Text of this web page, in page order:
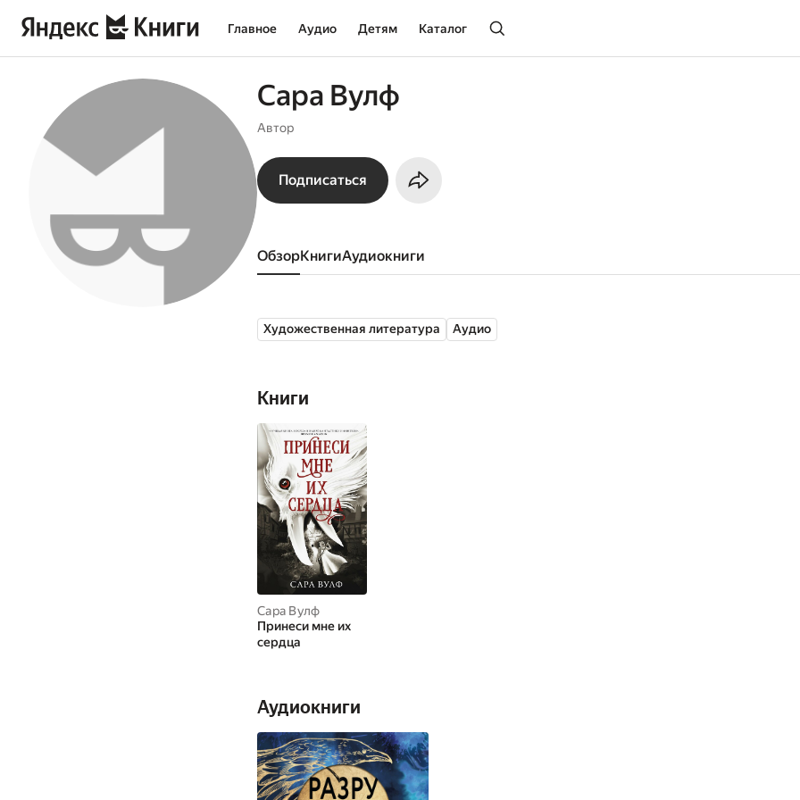
Главное Аудио Детям Каталог
Сара Вулф
Автор
Подписаться
Обзор книги аудиокниги
Художественная литература Аудио
Книги
Сара Вулф
Принеси мне их
сердца
Аудиокниги